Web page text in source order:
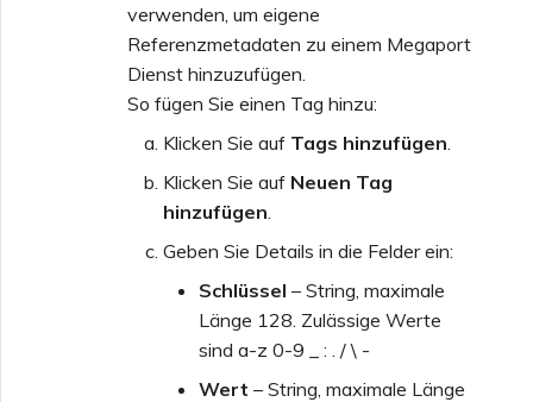
verwenden, um eigene
Referenzmetadaten zu einem Megaport
Dienst hinzuzufügen.
So fügen Sie einen Tag hinzu:
Klicken Sie auf Tags hinzufügen
Klicken Sie auf Neuen Tag
hinzufügen
Geben Sie Details in die Felder ein:
Schlüssel – String, maximale
Länge 128. Zulässige Werte
sind a-z 0-9 _ : . / \ -
Wert – String, maximale Länge